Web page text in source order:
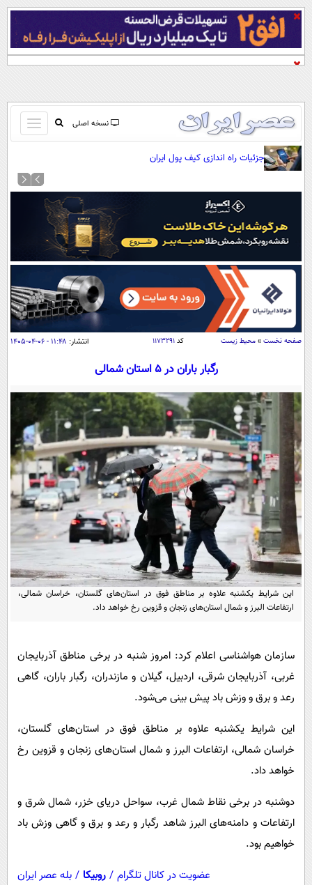
نسخه اصلی
باز
و
کردن
صفحه اول
آرشیو
نظرسنجی
آب و هوا
اوقات شرعی
سواد زندگی
اقتصاد
اقتصادی
جامعه
حوادث
سلامت
یک برش دانایی
محیط زیست
سفر و تفریح
بین الملل
سیاست خارجی
فرهنگ و هنر
علم و دانش
فناوری و It
اخبار کریپتو
قرآن
گوناگون
باشگاه مغز
مجله تصویری سلاح
فیلم
ورزش
سیاست
فناوری
گوناگون
محیط زیست
بین الملل
عصر ایران 2
خواندنی ها و دیدنی ها
داستان کوتاه
روانشناسی
آشپزی
دانلود
آموزش زبان
جزئیات راه اندازی کیف پول ایران
صفحه نخست » محیط زیست کد ۱۱۷۳۲۹۱ انتشار: ۱۱:۴۸ - ۰۶-۰۴-۱۴۰۵
رگبار باران در ۵ استان شمالی
این شرایط یکشنبه علاوه بر مناطق فوق در استان‌های گلستان، خراسان شمالی،
ارتفاعات البرز و شمال استان‌های زنجان و قزوین رخ خواهد داد.
سازمان هواشناسی اعلام کرد: امروز شنبه در برخی مناطق آذربایجان
غربی، آذربایجان شرقی، اردبیل، گیلان و مازندران، رگبار باران، گاهی
رعد و برق و وزش باد پیش بینی می‌شود.
این شرایط یکشنبه علاوه بر مناطق فوق در استان‌های گلستان،
خراسان شمالی، ارتفاعات البرز و شمال استان‌های زنجان و قزوین رخ
خواهد داد.
دوشنبه در برخی نقاط شمال غرب، سواحل دریای خزر، شمال شرق و
ارتفاعات و دامنه‌های البرز شاهد رگبار و رعد و برق و گاهی وزش باد
خواهیم بود.
عضویت در کانال تلگرام / روبیکا / بله عصر ایران